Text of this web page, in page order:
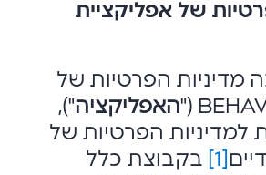
של אפליקציית
מדיניות הפרטיות של
האפליקציה"),
הפרטיות של
בקבוצת כלל